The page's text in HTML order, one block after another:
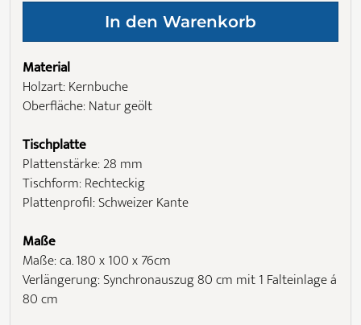
Material
Holzart: Kernbuche
Oberfläche: Natur geölt
Tischplatte
Plattenstärke: 28 mm
Tischform: Rechteckig
Plattenprofil: Schweizer Kante
Maße
Maße: ca. 180 x 100 x 76cm
Verlängerung: Synchronauszug 80 cm mit 1 Falteinlage á
80 cm